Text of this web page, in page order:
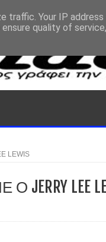
LEWIS
JERRY LEE
traffic. Your IP address
quality of